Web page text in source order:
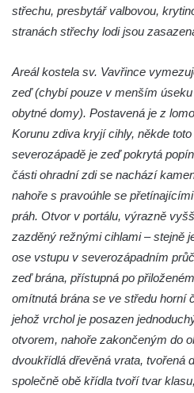
Márnice na hřbitově v Lužici
Kostel svatého Martina v Kozlech
Vesnický kostel v Reinhardtsdorfu
Protestantský (evangelicko-
Crostau
Kaple Nanebevstoupení Panny
Svitavě
Výklenková kaple Piety ve
Kostel Nejsvětější Trojice ve
Kostel svatých Petra a Pavla v
Kostel Nanebevzetí Panny
Himmelfahrt) v Schirgiswalde
Kostel svaté Máří Magdaleny u
Krasíkov
střechu, presbytář valbovou,
stranách střechy lodi jsou
Areál kostela sv. Vavřince
zeď (chybí pouze v menším
obytné domy). Postavená je z
Korunu zdiva kryjí cihly, někde
severozápadě je zeď pokrytá
části ohradní zdi se nachází
nahoře s pravoúhle se
práh. Otvor v portálu, výrazně
zazděný režnými cihlami – stejně
ose vstupu v severozápadním
zeď brána, přístupná po
omítnutá brána se ve středu horní
jehož vrchol je posazen
otvorem, nahoře zakončeným do
dvoukřídlá dřevěná vrata, tvořená
společně obě křídla tvoří tvar